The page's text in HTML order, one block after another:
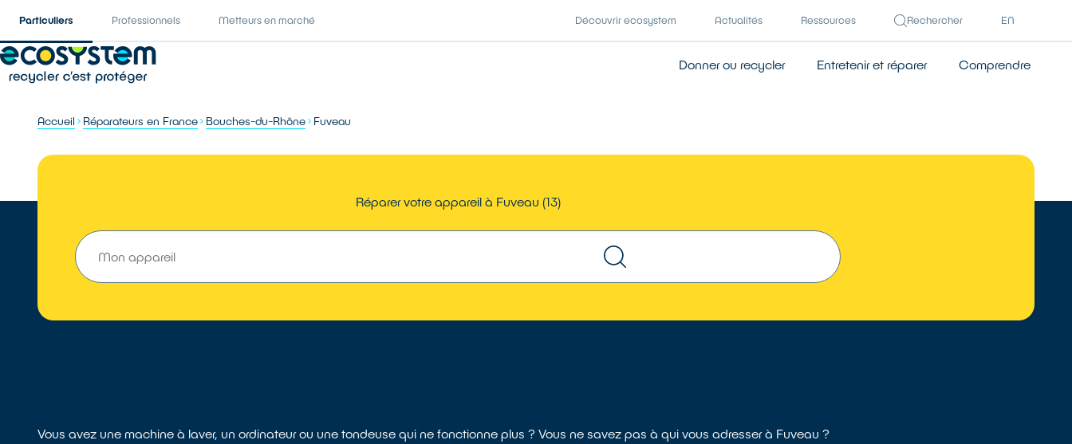
Particuliers Professionnels Metteurs en marché Découvrir ecosystem Actualités Ressources Rechercher EN
Donner ou recycler Entretenir et réparer Comprendre
Accueil Réparateurs en France Bouches-du-Rhône Fuveau
Réparer votre appareil à Fuveau (13)
Vous avez une machine à laver, un ordinateur ou une tondeuse qui ne fonctionne plus ? Vous ne savez pas à qui vous adresser à Fuveau ?